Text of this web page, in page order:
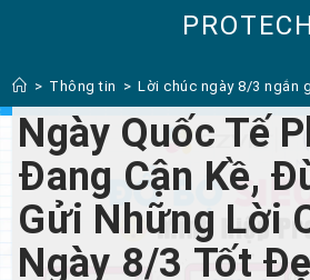
PROTECH
> Thông tin > Lời chúc ngày 8/3 ngắn
Ngày Quốc Tế
Đang Cận Kề,
Gửi Những Lời
Ngày 8/3 Tốt